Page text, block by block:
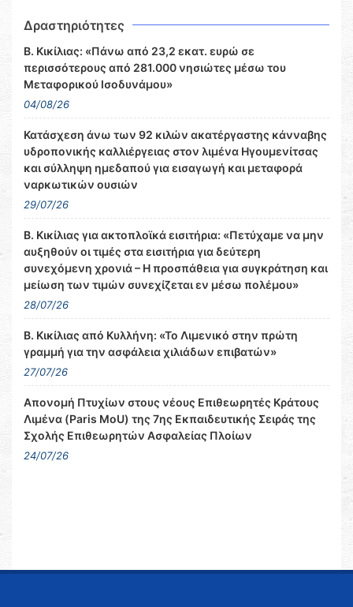
Δραστηριότητες
Β. Κικίλιας: «Πάνω από 23,2 εκατ. ευρώ σε
περισσότερους από 281.000 νησιώτες μέσω του
Μεταφορικού Ισοδυνάμου»
04/08/26
Κατάσχεση άνω των 92 κιλών ακατέργαστης κάνναβης
υδροπονικής καλλιέργειας στον λιμένα Ηγουμενίτσας
και σύλληψη ημεδαπού για εισαγωγή και μεταφορά
ναρκωτικών ουσιών
29/07/26
Β. Κικίλιας για ακτοπλοϊκά εισιτήρια: «Πετύχαμε να μην
αυξηθούν οι τιμές στα εισιτήρια για δεύτερη
συνεχόμενη χρονιά – Η προσπάθεια για συγκράτηση και
μείωση των τιμών συνεχίζεται εν μέσω πολέμου»
28/07/26
Β. Κικίλιας από Κυλλήνη: «Το Λιμενικό στην πρώτη
γραμμή για την ασφάλεια χιλιάδων επιβατών»
27/07/26
Απονομή Πτυχίων στους νέους Επιθεωρητές Κράτους
Λιμένα (Paris MoU) της 7ης Εκπαιδευτικής Σειράς της
Σχολής Επιθεωρητών Ασφαλείας Πλοίων
24/07/26